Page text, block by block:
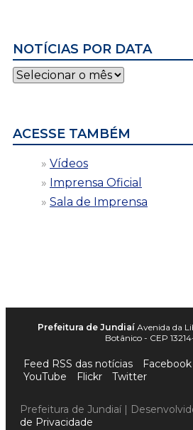
NOTÍCIAS POR DATA
Notícias
por
ACESSE TAMBÉM
Vídeos
Imprensa Oficial
Sala de Imprensa
Prefeitura de Jundiaí Avenida da
Botânico - CEP
Feed RSS das notícias Facebook
YouTube
Flickr Twitter
Prefeitura de Jundiaí |
de Privacidade